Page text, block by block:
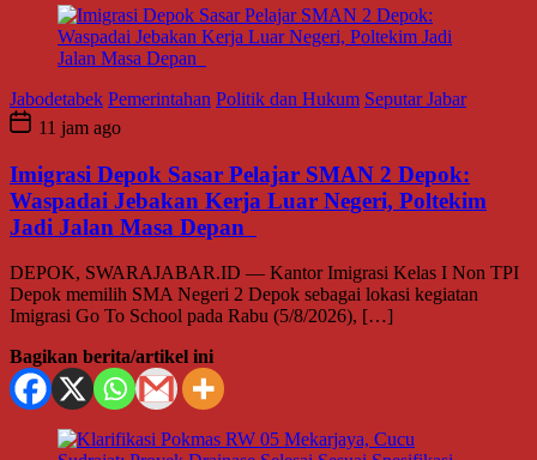
Jabodetabek Pemerintahan Politik dan Hukum Seputar Jabar
11 jam ago
Imigrasi Depok Sasar Pelajar SMAN 2 Depok:
Waspadai Jebakan Kerja Luar Negeri, Poltekim
Jadi Jalan Masa Depan
DEPOK, SWARAJABAR.ID — Kantor Imigrasi Kelas I Non TPI
Depok memilih SMA Negeri 2 Depok sebagai lokasi kegiatan
Imigrasi Go To School pada Rabu (5/8/2026), […]
Bagikan berita/artikel ini